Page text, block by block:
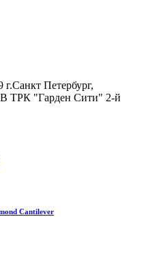
г.Санкт Петербург,
ТРК "Гарден Сити" 2-й
Cantilever